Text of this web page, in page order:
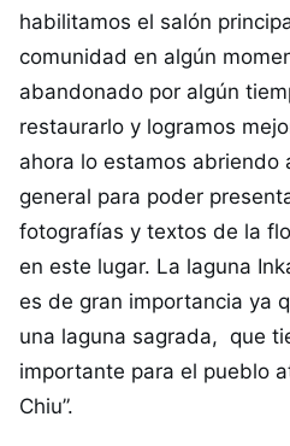
habilitamos el salón
comunidad en algún
abandonado por algún
restaurarlo y logramos
ahora lo estamos abriendo
general para poder
fotografías y textos de la
en este lugar. La laguna
es de gran importancia ya
una laguna sagrada, que
importante para el pueblo
Chiu”.